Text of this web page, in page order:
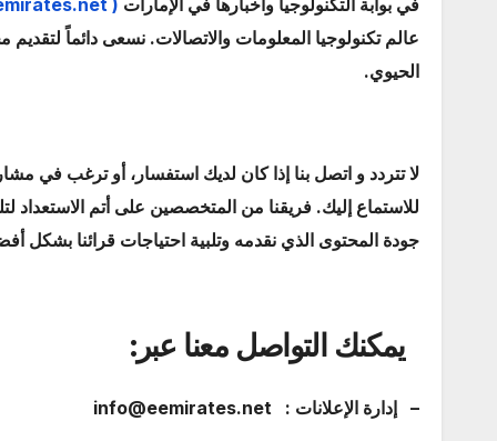
في بوابة التكنولوجيا وأخبارها في الإمارات ( eemirates.net )
عالم تكنولوجيا المعلومات والاتصالات. نسعى دائماً
الحيوي.
لا تتردد و اتصل بنا إذا كان لديك استفسار، أو ترغب في
للاستماع إليك. فريقنا من المتخصصين على أتم
جودة المحتوى الذي نقدمه وتلبية احتياجات قرائنا بشكل
يمكنك التواصل معنا عبر:
– إدارة الإعلانات : info@eemirates.net